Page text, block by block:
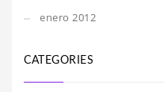
enero 2012
CATEGORIES